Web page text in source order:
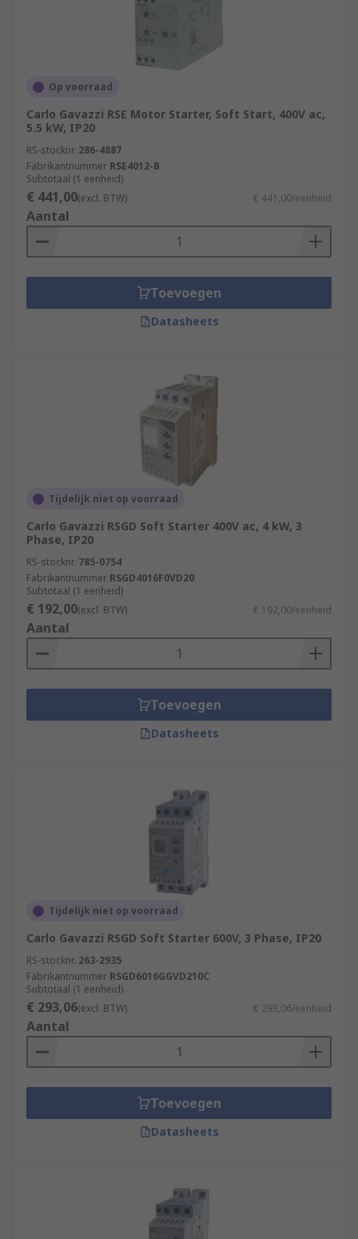
Op voorraad
Carlo Gavazzi RSE Motor Starter, Soft Start, 400V ac,
5.5 kW, IP20
RS-stocknr. 286-4887
Fabrikantnummer RSE4012-B
Subtotaal (1 eenheid)
€ 441,00(excl. BTW) € 441,00/eenheid
Aantal
Toevoegen
Datasheets
Tijdelijk niet op voorraad
Carlo Gavazzi RSGD Soft Starter 400V ac, 4 kW, 3
Phase, IP20
RS-stocknr. 785-0754
Fabrikantnummer RSGD4016F0VD20
Subtotaal (1 eenheid)
€ 192,00(excl. BTW) € 192,00/eenheid
Aantal
Toevoegen
Datasheets
Tijdelijk niet op voorraad
Carlo Gavazzi RSGD Soft Starter 600V, 3 Phase, IP20
RS-stocknr. 263-2935
Fabrikantnummer RSGD6016GGVD210C
Subtotaal (1 eenheid)
€ 293,06(excl. BTW) € 293,06/eenheid
Aantal
Toevoegen
Datasheets